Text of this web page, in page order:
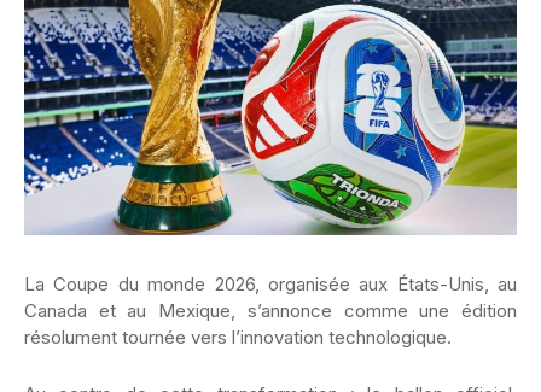
La Coupe du monde 2026, organisée aux États-Unis, au
Canada et au Mexique, s’annonce comme une édition
résolument tournée vers l’innovation technologique.